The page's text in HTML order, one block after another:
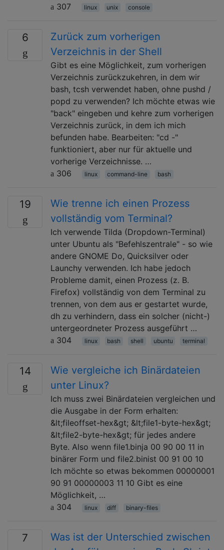
307
linux unix console
6
Zurück zum vorherigen
Verzeichnis in der Shell
Gibt es eine Möglichkeit, zum vorherigen
Verzeichnis zurückzukehren, in dem wir
bash, tcsh verwendet haben, ohne pushd /
popd zu verwenden? Ich möchte etwas wie
"back" eingeben und kehre zum vorherigen
Verzeichnis zurück, in dem ich mich
befunden habe. Bearbeiten: "cd -"
funktioniert, aber nur für aktuelle und
vorherige Verzeichnisse. …
306
linux command-line bash
19
Wie trenne ich einen Prozess
vollständig vom Terminal?
Ich verwende Tilda (Dropdown-Terminal)
unter Ubuntu als "Befehlszentrale" - so wie
andere GNOME Do, Quicksilver oder
Launchy verwenden. Ich habe jedoch
Probleme damit, einen Prozess (z. B.
Firefox) vollständig von dem Terminal zu
trennen, von dem aus er gestartet wurde,
dh zu verhindern, dass ein solcher (nicht-)
untergeordneter Prozess ausgeführt …
304
linux bash shell ubuntu terminal
14
Wie vergleiche ich Binärdateien
unter Linux?
Ich muss zwei Binärdateien vergleichen und
die Ausgabe in der Form erhalten:
&lt;fileoffset-hex&gt; &lt;file1-byte-hex&gt;
&lt;file2-byte-hex&gt; für jedes andere
Byte. Also wenn file1.binja 00 90 00 11 in
binärer Form und file2.binist 00 91 00 10
Ich möchte so etwas bekommen 00000001
90 91 00000003 11 10 Gibt es eine
Möglichkeit, …
304
linux diff binary-files
7
Was ist der Unterschied zwischen